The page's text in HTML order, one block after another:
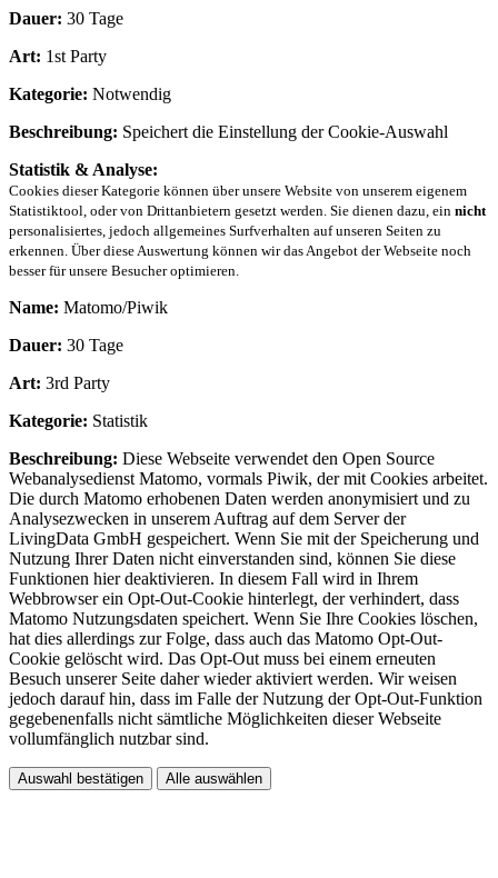
Dauer: 30 Tage
Art: 1st Party
Kategorie: Notwendig
Beschreibung: Speichert die Einstellung der Cookie-Auswahl
Statistik & Analyse:
Cookies dieser Kategorie können über unsere Website von unserem eigenem
Statistiktool, oder von Drittanbietern gesetzt werden. Sie dienen dazu, ein nicht
personalisiertes, jedoch allgemeines Surfverhalten auf unseren Seiten zu
erkennen. Über diese Auswertung können wir das Angebot der Webseite noch
besser für unsere Besucher optimieren.
Name: Matomo/Piwik
Dauer: 30 Tage
Art: 3rd Party
Kategorie: Statistik
Beschreibung: Diese Webseite verwendet den Open Source
Webanalysedienst Matomo, vormals Piwik, der mit Cookies arbeitet.
Die durch Matomo erhobenen Daten werden anonymisiert und zu
Analysezwecken in unserem Auftrag auf dem Server der
LivingData GmbH gespeichert. Wenn Sie mit der Speicherung und
Nutzung Ihrer Daten nicht einverstanden sind, können Sie diese
Funktionen hier deaktivieren. In diesem Fall wird in Ihrem
Webbrowser ein Opt-Out-Cookie hinterlegt, der verhindert, dass
Matomo Nutzungsdaten speichert. Wenn Sie Ihre Cookies löschen,
hat dies allerdings zur Folge, dass auch das Matomo Opt-Out-
Cookie gelöscht wird. Das Opt-Out muss bei einem erneuten
Besuch unserer Seite daher wieder aktiviert werden. Wir weisen
jedoch darauf hin, dass im Falle der Nutzung der Opt-Out-Funktion
gegebenenfalls nicht sämtliche Möglichkeiten dieser Webseite
vollumfänglich nutzbar sind.
Auswahl bestätigen Alle auswählen